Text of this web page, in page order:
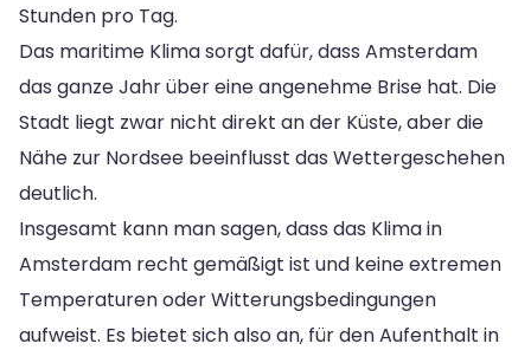
Stunden pro Tag.
Das maritime Klima sorgt dafür, dass Amsterdam
das ganze Jahr über eine angenehme Brise hat. Die
Stadt liegt zwar nicht direkt an der Küste, aber die
Nähe zur Nordsee beeinflusst das Wettergeschehen
deutlich.
Insgesamt kann man sagen, dass das Klima in
Amsterdam recht gemäßigt ist und keine extremen
Temperaturen oder Witterungsbedingungen
aufweist. Es bietet sich also an, für den Aufenthalt in